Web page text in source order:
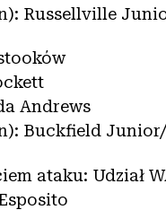
Russellville
Andrews
Buckfield
ataku: Udział